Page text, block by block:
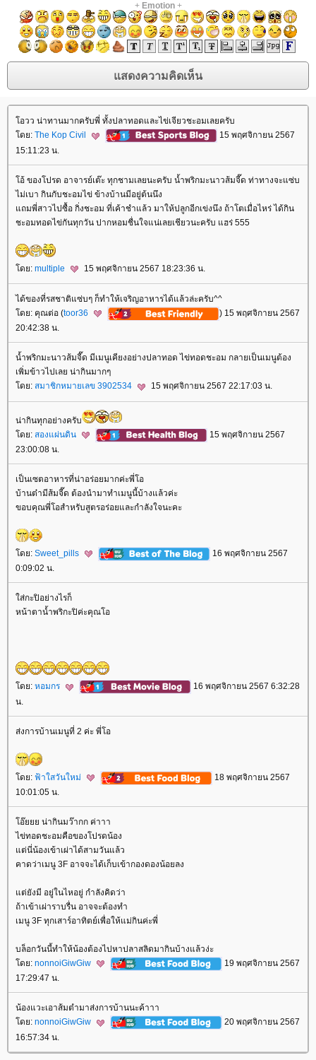
+ Emotion+
อวว น่าทานมากครับพี่ ทั้งปลาทอดและไข่เจียวชะอมเลยครับ
ดย: The Kop Civil
15 พฤศจิกายน 2567
15:11:23 น.
อ้ ของโปรด อาจารย์เต๊ะ ทุกชามเลยนะครับ น้ำพริกมะนาวส้มจี๊ด ท่าทางจะแซ่บ
ไม่เบา กินกับชะอมไข่ ข้างบ้านมีอยู่ต้นนึง
ถมพี่สาวไปซื้อ กิ่งชะอม ที่เค้าชำแล้ว มาให้ปลูกอีกเข่งนึง ถ้าโตเมื่อไหร่ ได้กิน
ชะอมทอดไข่กันทุกวัน ปากหอมชื่นใจแน่เลยเชียวนะครับ แฮร่ 555
ดย: multiple 15 พฤศจิกายน 2567 18:23:36 น.
ได้ของที่รสชาติแซ่บๆ ก็ทำให้เจริญอาหารได้แล้วล่ะครับ^^
ดย: คุณต่อ (toor36
) 15 พฤศจิกายน 2567
20:42:38 น.
น้ำพริกมะนาวส้มจี๊ด มีเมนูเคียงอย่างปลาทอด ไข่ทอดชะอม กลายเป็นเมนูต้อง
เพิ่มข้าวไปเลย น่ากินมากๆ
ดย: สมาชิกหมายเลข 3902534 15 พฤศจิกายน 2567 22:17:03 น.
น่ากินทุกอย่างครับ
ดย: สองแผ่นดิน
15 พฤศจิกายน 2567
23:00:08 น.
เป็นเซตอาหารที่น่าอร่อยมากค่ะพี่โอ
บ้านต๋ามีส้มจี๊ด ต้องนำมาทำเมนูนี้บ้างแล้วค่ะ
ขอบคุณพี่โอสำหรับสูตรอร่อยและกำลังใจนะคะ
ดย: Sweet_pills
16 พฤศจิกายน 2567
0:09:02 น.
ส่กะปิอย่างไรก็
หน้าตาน้ำพริกะปิค่ะคุณโอ
ดย: หอมกร
16 พฤศจิกายน 2567 6:32:28
น.
ส่งการบ้านเมนูที่ 2 ค่ะ พี่โอ
ดย: ฟ้าใสวันใหม่
18 พฤศจิกายน 2567
10:01:05 น.
อ๊ยยย น่ากินมว๊ากก ค่าาา
ไข่ทอดชะอมคือของโปรดน้อง
ต่นี่น้องเข้าเผ่าได้สามวันแล้ว
คาดว่าเมนู 3F อาจจะได้เก็บเข้ากองดองน้อยลง
ต่ยังมี อยู่ในไหอยู่ กำลังคิดว่า
ถ้าเข้าเผ่าราบรื่น อาจจะต้องทำ
เมนู 3F ทุกเสาร์อาทิตย์เพื่อให้แม่กินค่ะพี่
บล็อกวันนี้ทำให้น้องต้องไปหาปลาสลิดมากินบ้างแล้วง่ะ
ดย: nonnoiGiwGiw
19 พฤศจิกายน 2567
17:29:47 น.
น้องแวะเอาส้มตำมาส่งการบ้านนะค้าาา
ดย: nonnoiGiwGiw
20 พฤศจิกายน 2567
16:57:34 น.